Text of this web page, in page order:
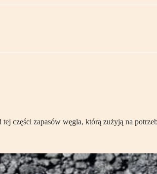
części zapasów węgla, którą zużyją na